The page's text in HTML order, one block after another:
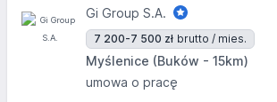
Gi Group S.A.
7 200-7 500 zł brutto / mies.
Myślenice (Buków - 15km)
umowa o pracę